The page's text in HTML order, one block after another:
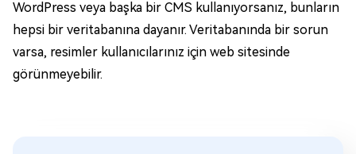
WordPress veya başka bir CMS kullanıyorsanız, bunların
hepsi bir veritabanına dayanır. Veritabanında bir sorun
varsa, resimler kullanıcılarınız için web sitesinde
görünmeyebilir.